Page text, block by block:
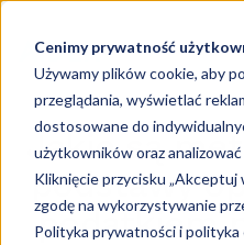
Cenimy prywatność
Używamy plików cookie, aby
przeglądania, wyświetlać
dostosowane do
użytkowników oraz
Kliknięcie przycisku „Akceptuj
zgodę na wykorzystywanie
Polityka prywatności i polityka
Jakie są
podstawy
podatkiem